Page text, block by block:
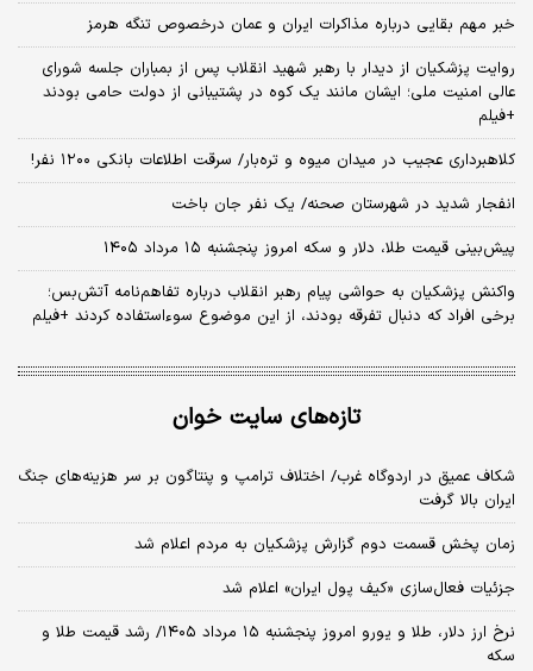
خبر مهم بقایی درباره مذاکرات ایران و عمان درخصوص تنگه هرمز
روایت پزشکیان از دیدار با رهبر شهید انقلاب پس از بمباران جلسه شورای
عالی امنیت ملی؛ ایشان مانند یک کوه در پشتیبانی از دولت حامی بودند
+فیلم
کلاهبرداری عجیب در میدان میوه و تره‌بار/ سرقت اطلاعات بانکی ۱۲۰۰ نفر!
انفجار شدید در شهرستان صحنه/ یک نفر جان باخت
پیش‌بینی قیمت طلا، دلار و سکه امروز پنجشنبه ۱۵ مرداد ۱۴۰۵
واکنش پزشکیان به حواشی پیام رهبر انقلاب درباره تفاهم‌نامه آتش‌بس؛
برخی افراد که دنبال تفرقه بودند، از این موضوع سوءاستفاده کردند +فیلم
تازه‌های سایت خوان
شکاف عمیق در اردوگاه غرب/ اختلاف ترامپ و پنتاگون بر سر هزینه‌های جنگ
ایران بالا گرفت
زمان پخش قسمت دوم گزارش پزشکیان به مردم اعلام شد
جزئیات فعال‌سازی «کیف پول ایران» اعلام شد
نرخ ارز دلار، طلا و یورو امروز پنجشنبه ۱۵ مرداد ۱۴۰۵/ رشد قیمت طلا و
سکه